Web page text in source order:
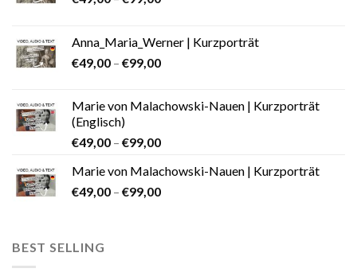
Anna_Maria_Werner | Kurzporträt
€49,00 – €99,00
Marie von Malachowski-Nauen | Kurzporträt
(Englisch)
€49,00 – €99,00
Marie von Malachowski-Nauen | Kurzporträt
€49,00 – €99,00
BEST SELLING